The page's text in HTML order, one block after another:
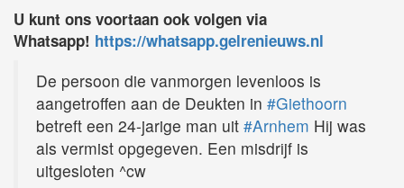
U kunt ons voortaan ook volgen via
Whatsapp! https://whatsapp.gelrenieuws.nl
De persoon die vanmorgen levenloos is
aangetroffen aan de Deukten in #Giethoorn
betreft een 24-jarige man uit #Arnhem Hij was
als vermist opgegeven. Een misdrijf is
uitgesloten ^cw